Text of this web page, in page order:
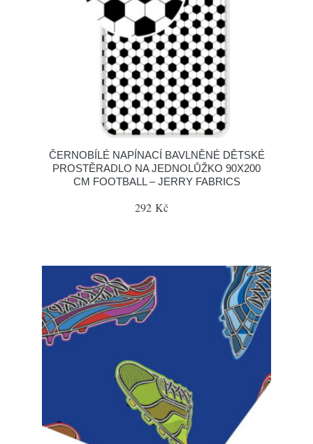
ČERNOBÍLÉ NAPÍNACÍ BAVLNĚNÉ DĚTSKÉ
PROSTĚRADLO NA JEDNOLŮŽKO 90X200
CM FOOTBALL – JERRY FABRICS
292 Kč